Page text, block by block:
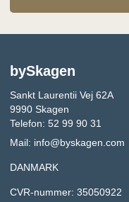
bySkagen
Sankt Laurentii Vej 62A
9990 Skagen
Telefon: 52 99 90 31
Mail: info@byskagen.com
DANMARK
CVR-nummer: 35050922